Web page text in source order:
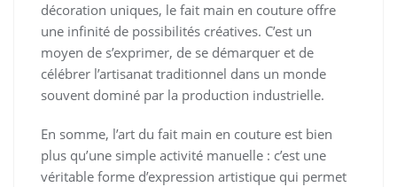
décoration uniques, le fait main en couture offre
une infinité de possibilités créatives. C’est un
moyen de s’exprimer, de se démarquer et de
célébrer l’artisanat traditionnel dans un monde
souvent dominé par la production industrielle.
En somme, l’art du fait main en couture est bien
plus qu’une simple activité manuelle : c’est une
véritable forme d’expression artistique qui permet